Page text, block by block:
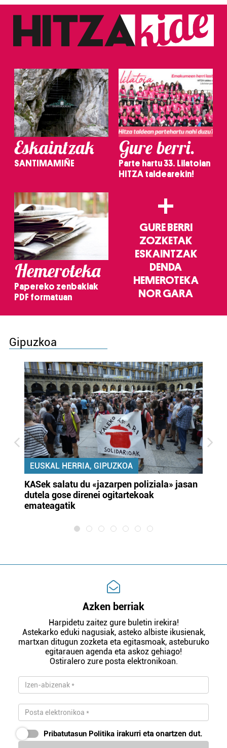
Eskaintzak
SANTIMAMIÑE
Gure berri.
Parte hartu 33. Lilatoian
HITZA taldearekin!
Hemeroteka
Papereko zenbakiak
PDF formatuan
+
GURE BERRI
ZOZKETAK
ESKAINTZAK
DENDA
HEMEROTEKA
NOR GARA
Gipuzkoa
EUSKAL HERRIA, GIPUZKOA
KASek salatu du «jazarpen poliziala» jasan
dutela gose direnei ogitartekoak
emateagatik
Azken berriak
Harpidetu zaitez gure buletin irekira!
Astekarko eduki nagusiak, asteko albiste ikusienak,
martxan ditugun zozketa eta egitasmoak, asteburuko
egitarauen agenda eta askoz gehiago!
Ostiralero zure posta elektronikoan.
Pribatutasun Politika irakurri eta onartzen dut.